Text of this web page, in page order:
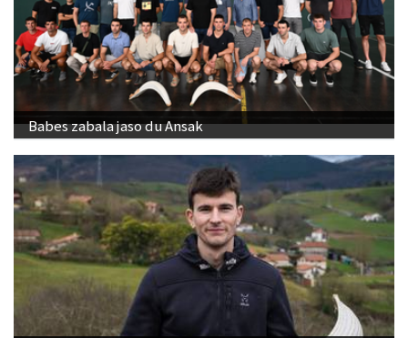
Babes zabala jaso du Ansak